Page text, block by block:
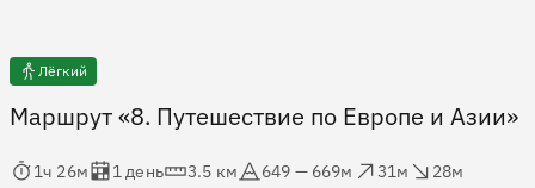
Лёгкий
Маршрут «8. Путешествие по Европе и Азии»
в пути
1ч 26м
Оценка в днях
1 день
Дистанция
3.5 км
Абсолютная высота
649 — 669м
Набор высоты
31м
Сброс высоты
28м